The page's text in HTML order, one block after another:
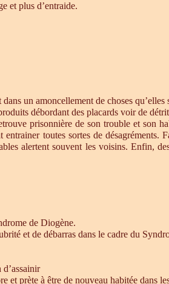
et plus d’entraide.
un amoncellement de choses
débordant des placards voir de
prisonnière de son trouble et son
toutes sortes de désagréments.
alertent souvent les voisins. Enfin,
de Diogène.
et de débarras dans le cadre du
et prète à être de nouveau habitée dans